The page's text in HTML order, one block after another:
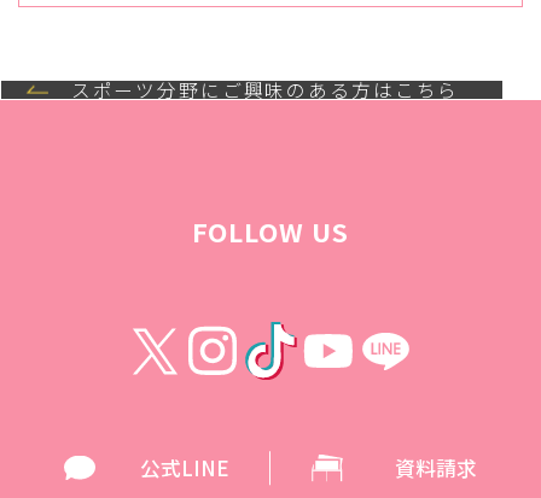
スポーツ分野にご興味のある方はこちら
FOLLOW US
公式LINE 資料請求